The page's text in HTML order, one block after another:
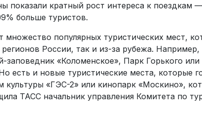
показали кратный рост интереса к поездкам
больше туристов.
множество популярных туристических мест,
регионов России, так и из-за рубежа.
«Коломенское», Парк Горького
есть и новые туристические места, которые
культуры «ГЭС-2» или кинопарк «Москино»,
ТАСС начальник управления Комитета по